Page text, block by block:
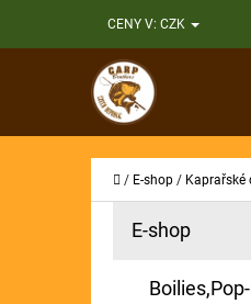
na
CENY V: CZK
Domů
/ E-shop / Kaprařské
Přeskočit
E-shop
O
Í
Zpět
do
obchodu
Zpět
do
obchodu